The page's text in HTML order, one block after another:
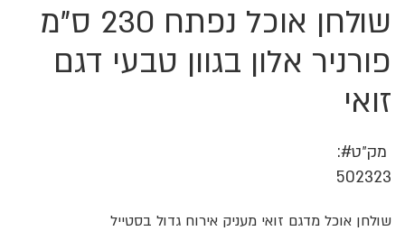
שולחן אוכל נפתח 230 ס"מ
פורניר אלון בגוון טבעי דגם
זואי
מק״ט
502323
שולחן אוכל מדגם זואי מעניק אירוח גדול בסטייל
לדלג
להתחלה
גלריית